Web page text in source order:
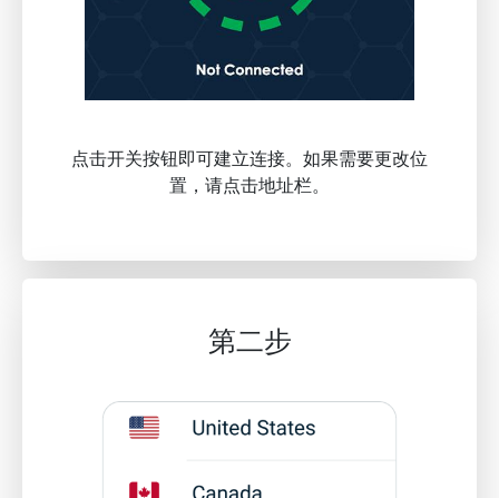
点击开关按钮即可建立连接。如果需要更改位
置，请点击地址栏。
第二步